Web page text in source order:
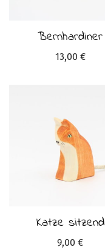
Bernhardiner
13,00 €
Katze sitzend
9,00 €